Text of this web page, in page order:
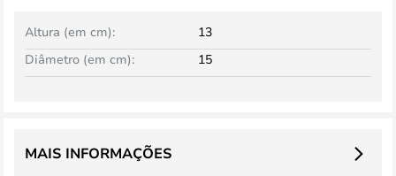
Altura (em cm):
13
Diâmetro (em cm):
15
MAIS INFORMAÇÕES